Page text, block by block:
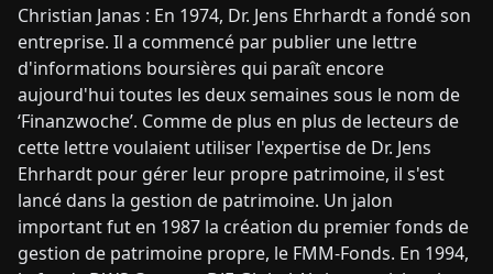
Christian Janas : En 1974, Dr. Jens Ehrhardt a fondé son
entreprise. Il a commencé par publier une lettre
d'informations boursières qui paraît encore
aujourd'hui toutes les deux semaines sous le nom de
‘Finanzwoche’. Comme de plus en plus de lecteurs de
cette lettre voulaient utiliser l'expertise de Dr. Jens
Ehrhardt pour gérer leur propre patrimoine, il s'est
lancé dans la gestion de patrimoine. Un jalon
important fut en 1987 la création du premier fonds de
gestion de patrimoine propre, le FMM-Fonds. En 1994,